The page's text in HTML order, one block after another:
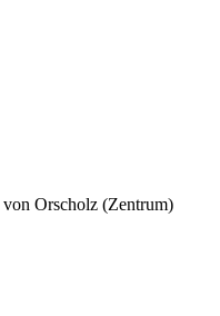
von Orscholz (Zentrum)